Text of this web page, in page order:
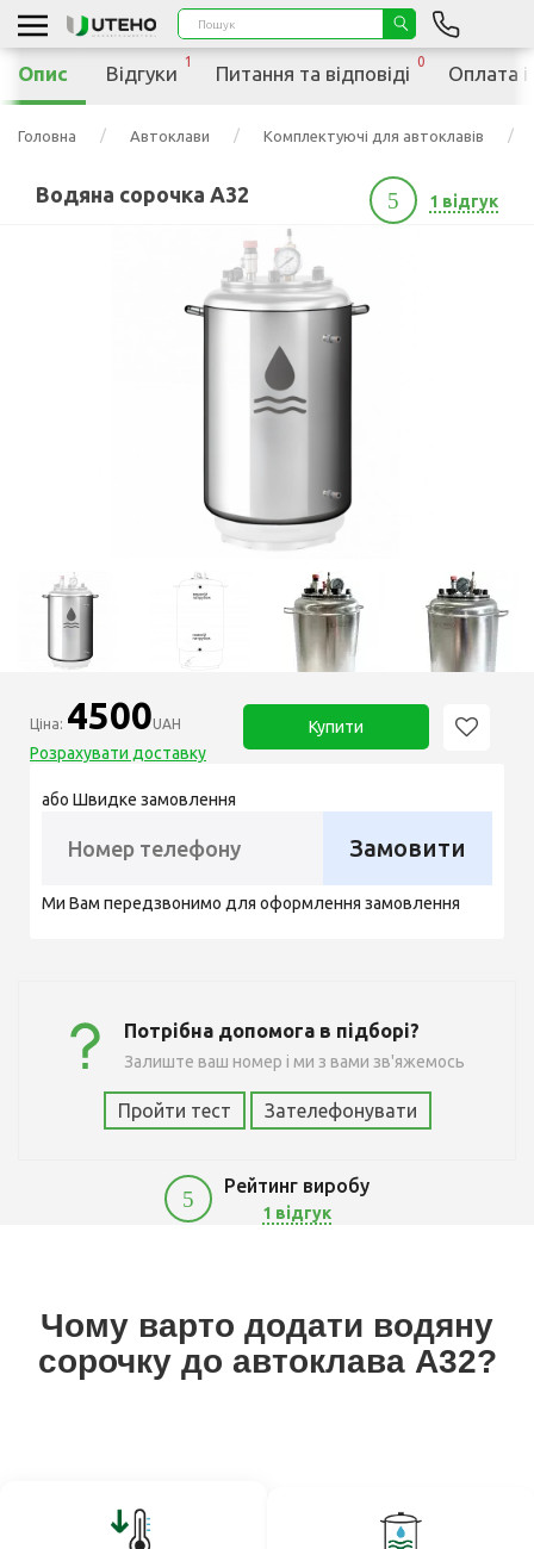
Головна Автоклави Комплектуючі для автоклавів
Водяна сорочка A32 5 1 відгук
Ціна: 4500UAH
Розрахувати доставку
Купити
або Швидке замовлення
Замовити
Ми Вам передзвонимо для оформлення замовлення
Потрібна допомога в підборі?
Залиште ваш номер і ми з вами зв'яжемось
Пройти тест Зателефонувати
5
Рейтинг виробу
1 відгук
Опис Відгуки
1
Питання та відповіді
0
Оплата
Чому варто додати водяну
сорочку до автоклава A32?